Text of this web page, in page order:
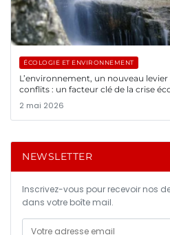
ÉCOLOGIE ET ENVIRONNEMENT
L’environnement, un nouveau
conflits : un facteur clé de la crise
2 mai 2026
NEWSLETTER
Inscrivez-vous pour recevoir nos
dans votre boîte mail.